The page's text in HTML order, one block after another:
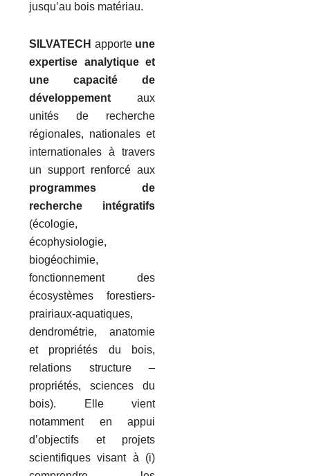
jusqu’au bois matériau.
SILVATECH apporte une
expertise analytique et
une capacité de
développement aux
unités de recherche
régionales, nationales et
internationales à travers
un support renforcé aux
programmes de
recherche intégratifs
(écologie,
écophysiologie,
biogéochimie,
fonctionnement des
écosystèmes forestiers-
prairiaux-aquatiques,
dendrométrie, anatomie
et propriétés du bois,
relations structure –
propriétés, sciences du
bois). Elle vient
notamment en appui
d’objectifs et projets
scientifiques visant à (i)